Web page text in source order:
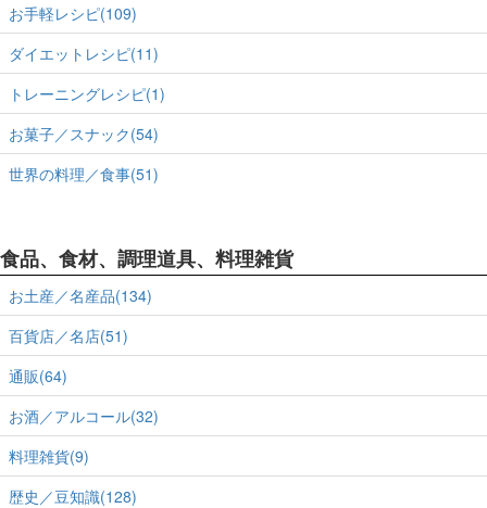
お手軽レシピ(109)
ダイエットレシピ(11)
トレーニングレシピ(1)
お菓子／スナック(54)
世界の料理／食事(51)
食品、食材、調理道具、料理雑貨
お土産／名産品(134)
百貨店／名店(51)
通販(64)
お酒／アルコール(32)
料理雑貨(9)
歴史／豆知識(128)